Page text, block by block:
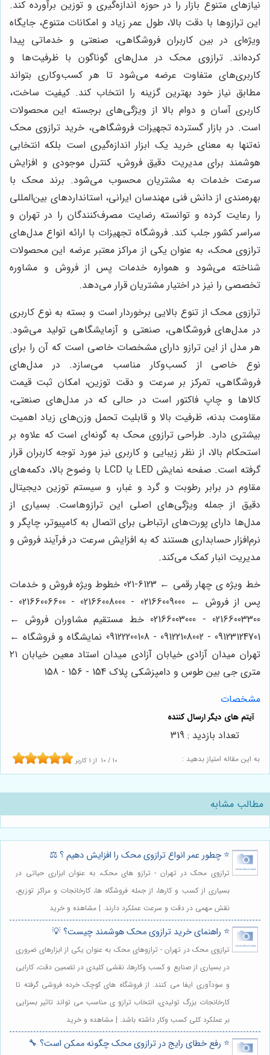
نیازهای متنوع بازار را در حوزه اندازه‌گیری و توزین برآورده کند.
این ترازوها با دقت بالا، طول عمر زیاد و امکانات متنوع، جایگاه
ویژه‌ای در بین کاربران فروشگاهی، صنعتی و خدماتی پیدا
کرده‌اند. ترازوی محک در مدل‌های گوناگون با ظرفیت‌ها و
کاربری‌های متفاوت عرضه می‌شود تا هر کسب‌وکاری بتواند
مطابق نیاز خود بهترین گزینه را انتخاب کند. کیفیت ساخت،
کاربری آسان و دوام بالا از ویژگی‌های برجسته این محصولات
است. در بازار گسترده تجهیزات فروشگاهی، خرید ترازوی محک
نه‌تنها به معنای خرید یک ابزار اندازه‌گیری است بلکه انتخابی
هوشمند برای مدیریت دقیق فروش، کنترل موجودی و افزایش
سرعت خدمات به مشتریان محسوب می‌شود. برند محک با
بهره‌مندی از دانش فنی مهندسان ایرانی، استانداردهای بین‌المللی
را رعایت کرده و توانسته رضایت مصرف‌کنندگان را در تهران و
سراسر کشور جلب کند. فروشگاه تجهیزات با ارائه انواع مدل‌های
ترازوی محک، به عنوان یکی از مراکز معتبر عرضه این محصولات
شناخته می‌شود و همواره خدمات پس از فروش و مشاوره
تخصصی را نیز در اختیار مشتریان قرار می‌دهد.
ترازوی محک از تنوع بالایی برخوردار است و بسته به نوع کاربری
در مدل‌های فروشگاهی، صنعتی و آزمایشگاهی تولید می‌شود.
هر مدل از این ترازو دارای مشخصات خاصی است که آن را برای
نوع خاصی از کسب‌وکار مناسب می‌سازد. در مدل‌های
فروشگاهی، تمرکز بر سرعت و دقت توزین، امکان ثبت قیمت
کالاها و چاپ فاکتور است در حالی که در مدل‌های صنعتی،
مقاومت بدنه، ظرفیت بالا و قابلیت تحمل وزن‌های زیاد اهمیت
بیشتری دارد. طراحی ترازوی محک به گونه‌ای است که علاوه بر
استحکام بالا، از نظر زیبایی و کاربری نیز مورد توجه کاربران قرار
گرفته است. صفحه نمایش LED یا LCD با وضوح بالا، دکمه‌های
مقاوم در برابر رطوبت و گرد و غبار، و سیستم توزین دیجیتال
دقیق از جمله ویژگی‌های اصلی این ترازوهاست. بسیاری از
مدل‌ها دارای پورت‌های ارتباطی برای اتصال به کامپیوتر، چاپگر و
نرم‌افزار حسابداری هستند که به افزایش سرعت در فرآیند فروش و
مدیریت انبار کمک می‌کند.
خط ویژه ی چهار رقمی ← 6123-021 خطوط ویژه فروش و خدمات
پس از فروش ← 02166009000 - 02166008000 - 02166006600 -
02166003300 - 02166003000 خط مستقیم مشاوران فروش ←
09123124701 - 09122108002 - 09122200108 نمایشگاه و فروشگاه ←
تهران میدان آزادی خیابان آزادی میدان استاد معین خیابان ۲۱
متری جی بین طوس و دامپزشکی پلاک 154 - 156 - 158
مشخصات
به این مقاله امتیاز بدهید : 10 / 10 از 1 کاربر
تعداد بازدید : 319
مطالب مشابه
⭐️ چطور عمر انواع ترازوی محک را افزایش دهیم ؟ ⚖️
ترازوی محک در تهران - ترازو های محک، به عنوان ابزاری حیاتی در
بسیاری از کسب و کارها، از جمله فروشگاه ها، کارخانجات و مراکز توزیع،
نقش مهمی در دقت و سرعت عملکرد دارند. | مشاهده و خرید
⭐️ راهنمای خرید ترازوی محک هوشمند چیست؟ 💡
ترازوی محک در تهران - ترازوهای محک به عنوان یکی از ابزارهای ضروری
در بسیاری از صنایع و کسب وکارها، نقشی کلیدی در تضمین دقت، کارایی
و سودآوری ایفا می کنند. از فروشگاه های کوچک خرده فروشی گرفته تا
کارخانجات بزرگ تولیدی، انتخاب ترازو ی مناسب می تواند تاثیر بسزایی
بر عملکرد کلی کسب وکار داشته باشد. | مشاهده و خرید
⭐️ رفع خطای رایج در ترازوی محک چگونه ممکن است؟ 🔧